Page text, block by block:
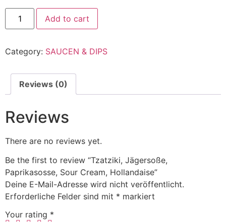
Add to cart
Category: SAUCEN & DIPS
Reviews (0)
Reviews
There are no reviews yet.
Be the first to review “Tzatziki, Jägersoße,
Paprikasosse, Sour Cream, Hollandaise”
Deine E-Mail-Adresse wird nicht veröffentlicht.
Erforderliche Felder sind mit * markiert
Your rating *